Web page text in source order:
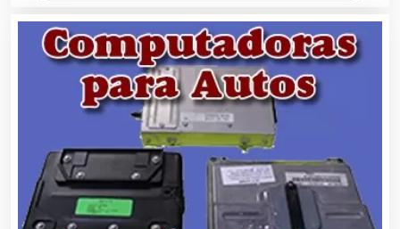
Alquiler de Sillas y Mesas
Alquiler de Trajes de Etiqueta
Alta Costura